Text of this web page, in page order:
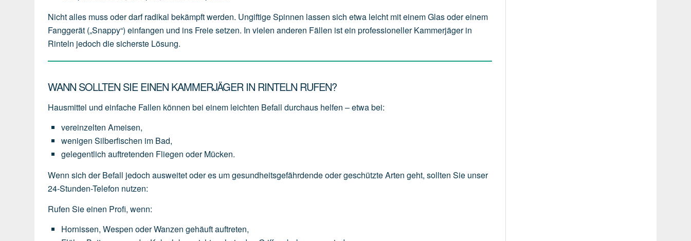
Nicht alles muss oder darf radikal bekämpft werden. Ungiftige Spinnen lassen sich etwa leicht mit einem Glas oder einem
Fanggerät („Snappy“) einfangen und ins Freie setzen. In vielen anderen Fällen ist ein professioneller Kammerjäger in
Rinteln jedoch die sicherste Lösung.
WANN SOLLTEN SIE EINEN KAMMERJÄGER IN RINTELN RUFEN?
Hausmittel und einfache Fallen können bei einem leichten Befall durchaus helfen – etwa bei:
vereinzelten Ameisen,
wenigen Silberfischen im Bad,
gelegentlich auftretenden Fliegen oder Mücken.
Wenn sich der Befall jedoch ausweitet oder es um gesundheitsgefährdende oder geschützte Arten geht, sollten Sie unser
24-Stunden-Telefon nutzen:
Rufen Sie einen Profi, wenn:
Hornissen, Wespen oderWanzen gehäuftauftreten,